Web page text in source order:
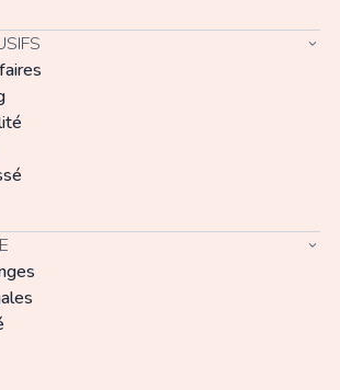
keyboard_arrow_down
keyboard_arrow_down